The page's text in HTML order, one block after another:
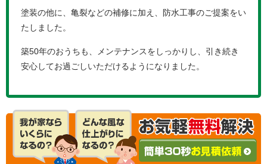
塗装の他に、亀裂などの補修に加え、防水工事のご提案をい
たしました。
築50年のおうちも、メンテナンスをしっかりし、引き続き
安心してお過ごしいただけるようになりました。